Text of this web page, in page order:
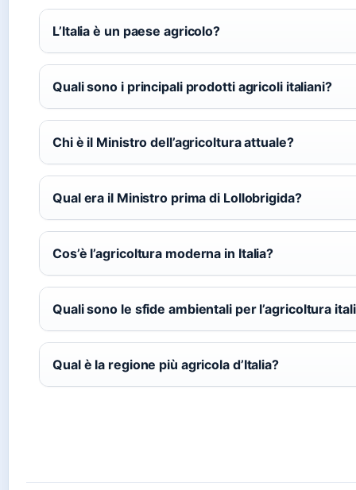
L’Italia è un paese agricolo?
Quali sono i principali prodotti agricoli italiani?
Chi è il Ministro dell’agricoltura attuale?
Qual era il Ministro prima di Lollobrigida?
Cos’è l’agricoltura moderna in Italia?
Quali sono le sfide ambientali per l’agricoltura
Qual è la regione più agricola d’Italia?